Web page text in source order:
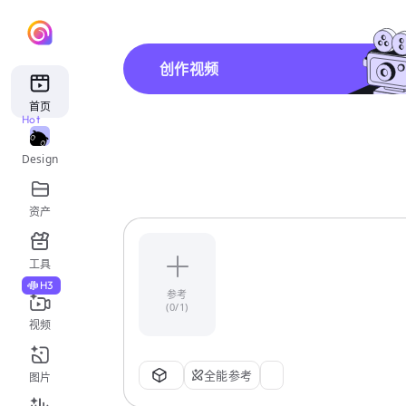
首页
Design
Hot
资产
工具
视频
H3
图片
创作视频
参考
(0/1)
全能参考